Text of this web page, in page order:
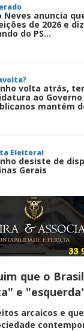
Neves anuncia
de 2026 e
do PS...
volta atrás,
ao
mantém
Eleitoral
desiste de
Gerais
Alimentícia:
solicitar
Mental
oferece
para jovens no
que o
e
arcaicos e